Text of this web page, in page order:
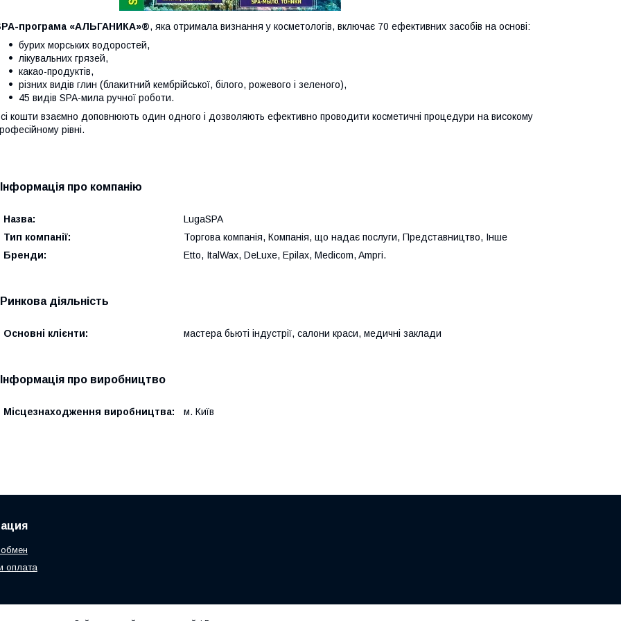
програма «АЛЬГАНИКА»®, яка отримала визнання у косметологів, включає 70 ефективних засобів на основі:
бурих морських водоростей,
лікувальних грязей,
какао-продуктів,
різних видів глин (блакитний кембрійської, білого, рожевого і зеленого),
45 видів SPA-мила ручної роботи.
кошти взаємно доповнюють один одного і дозволяють ефективно проводити косметичні процедури на високому
рівні.
Інформація про компанію
Назва:
LugaSPA
Тип компанії:
Торгова компанія, Компанія, що надає послуги, Представництво, Інше
Бренди:
Etto, ItalWax, DeLuxe, Epilax, Medicom, Ampri.
Ринкова діяльність
Основні клієнти: мастера бьюті індустрії, салони краси, медичні заклади
Інформація про виробництво
Місцезнаходження виробництва: м. Київ
оплата